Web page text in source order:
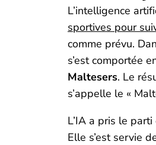
L’intelligence
sportives pour
comme prévu.
s’est comportée
Maltesers. Le
s’appelle le «
L’IA a pris le
Elle s’est servie